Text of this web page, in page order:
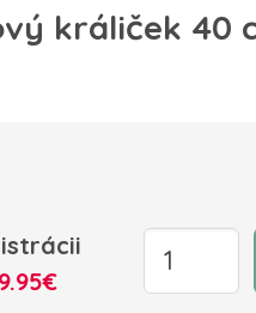
králiček 40